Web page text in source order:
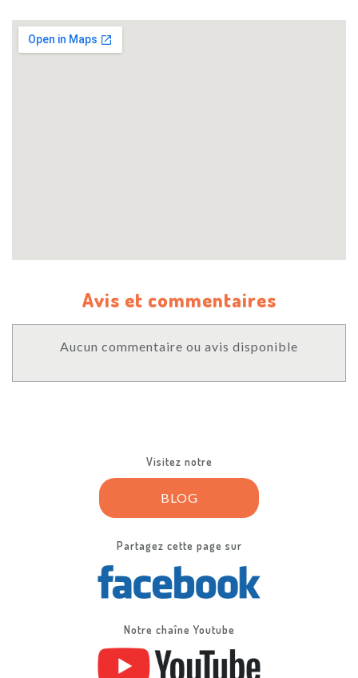
Avis et commentaires
Aucun commentaire ou avis disponible
Visitez notre
BLOG
Partagez cette page sur
Notre chaîne Youtube